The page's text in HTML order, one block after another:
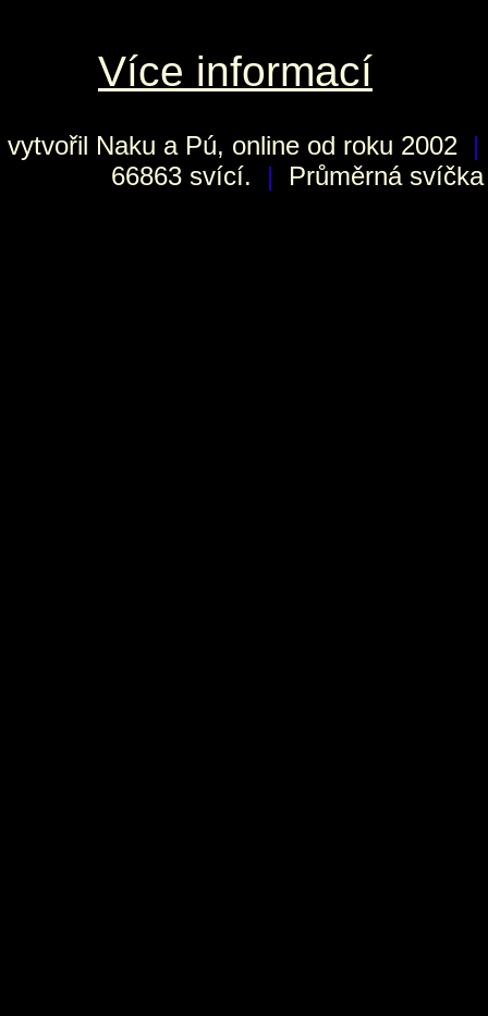
Více informací
vytvořil Naku a Pú, online od roku 2002 |
66863 svící.
| Průměrná